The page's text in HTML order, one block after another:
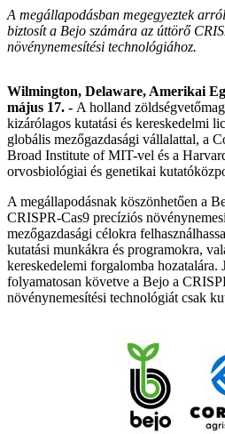
A megállapodásban megegyeztek
biztosít a Bejo számára az úttörő
növénynemesítési technológiához.
Wilmington, Delaware, Amerikai
május 17. - A holland
kizárólagos kutatási és kereskedelmi
globális mezőgazdasági vállalattal, a
Broad Institute of MIT-vel és a
orvosbiológiai és genetikai
A megállapodásnak köszönhetően a
CRISPR-Cas9 precíziós
mezőgazdasági célokra
kutatási munkákra és programokra,
kereskedelemi forgalomba hozatalára.
folyamatosan követve a Bejo a
növénynemesítési technológiát csak